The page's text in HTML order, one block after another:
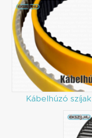
Kábelhúzó szíjak